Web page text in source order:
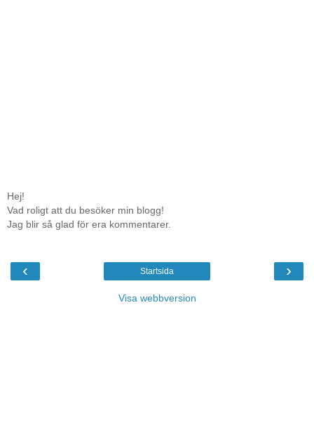
Hej!
Vad roligt att du besöker min blogg!
Jag blir så glad för era kommentarer.
‹ ›
Startsida
Visa webbversion